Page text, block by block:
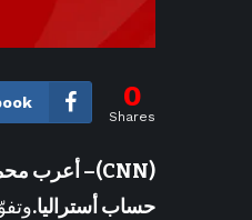
0
Shares
حساب أستراليا.